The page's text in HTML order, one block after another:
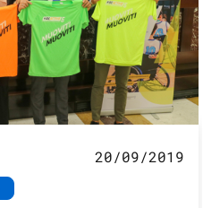
20/09/2019